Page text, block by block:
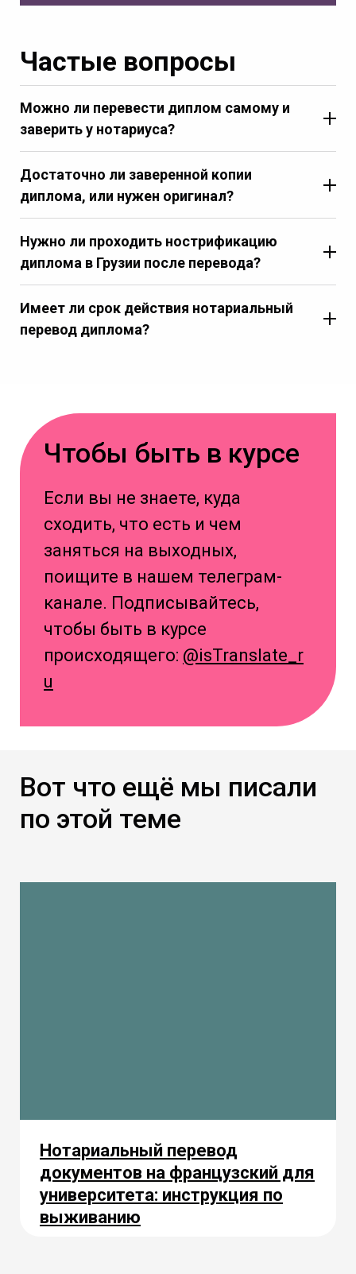
Частые вопросы
Можно ли перевести диплом самому и
заверить у нотариуса?
Достаточно ли заверенной копии
диплома, или нужен оригинал?
Нужно ли проходить нострификацию
диплома в Грузии после перевода?
Имеет ли срок действия нотариальный
перевод диплома?
Чтобы быть в курсе
Если вы не знаете, куда
сходить, что есть и чем
заняться на выходных,
поищите в нашем телеграм-
канале. Подписывайтесь,
чтобы быть в курсе
происходящего: @isTranslate_r
u
Вот что ещё мы писали
по этой теме
Нотариальный перевод
документов на французский для
университета: инструкция по
выживанию